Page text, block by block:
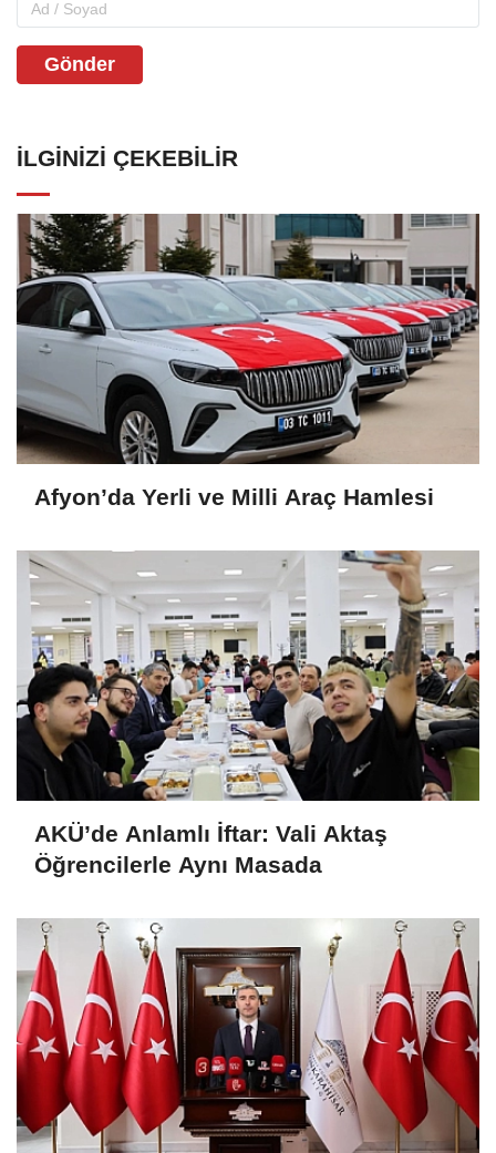
Gönder
İLGINIZI ÇEKEBILIR
Afyon’da Yerli ve Milli Araç Hamlesi
AKÜ’de Anlamlı İftar: Vali Aktaş
Öğrencilerle Aynı Masada